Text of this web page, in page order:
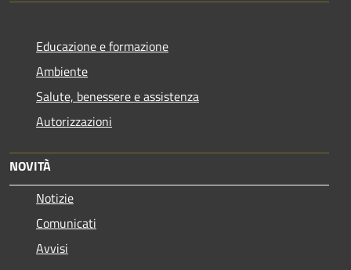
Educazione e formazione
Ambiente
Salute, benessere e assistenza
Autorizzazioni
NOVITÀ
Notizie
Comunicati
Avvisi